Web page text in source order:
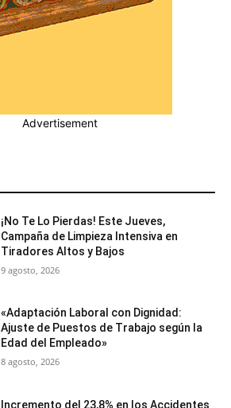
¡No Te Lo Pierdas! Este Jueves,
Campaña de Limpieza Intensiva en
Tiradores Altos y Bajos
9 agosto, 2026
«Adaptación Laboral con Dignidad:
Ajuste de Puestos de Trabajo según la
Edad del Empleado»
8 agosto, 2026
Incremento del 23,8% en los Accidentes